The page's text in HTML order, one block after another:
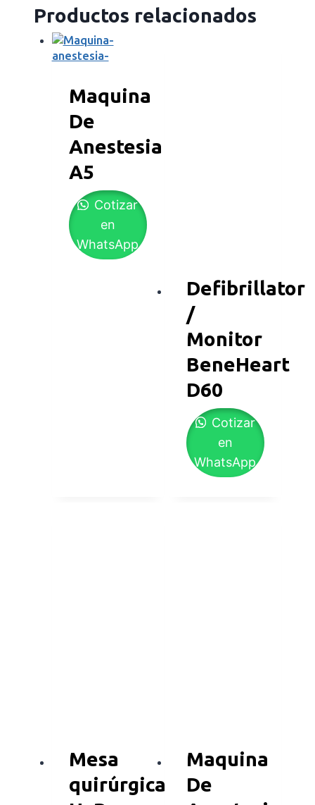
Productos relacionados
Maquina
De
Anestesia
A5
Cotizar
en
WhatsApp
Defibrillator
/
Monitor
BeneHeart
D60
Cotizar
en
WhatsApp
Mesa
quirúrgica
Maquina
De